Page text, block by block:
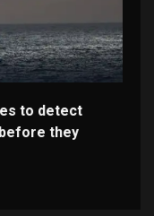
to detect
they